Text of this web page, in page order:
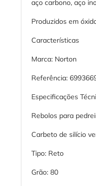
aço carbono, aço
Produzidos em
Características
Marca: Norton
Referência:
Especificações
Rebolos para
Carbeto de silício
Tipo: Reto
Grão: 80